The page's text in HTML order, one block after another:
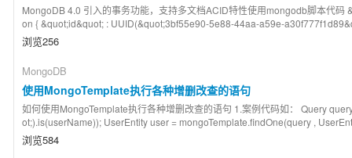
MongoDB 4.0 引入的事务功能，支持多文档ACID特性使用mongodb脚本代
on { &quot;id&quot; : UUID(&quot;3bf55e90-5e88-44aa-a59e-
浏览256
MongoDB
使用MongoTemplate执行各种增删改查的语句
如何使用MongoTemplate执行各种增删改查的语句 1.案例代码如： Query
ot;).is(userName)); UserEntity user = mongoTemplate.findOne(query ,
浏览584